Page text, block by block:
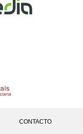
CONTACTO